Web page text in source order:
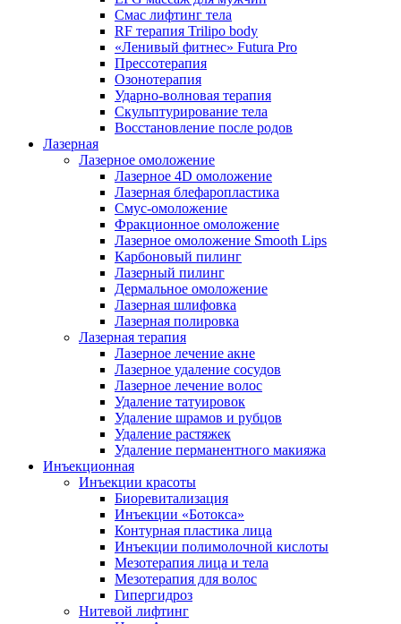
Смас лифтинг тела
RF терапия Trilipo body
«Ленивый фитнес» Futura Pro
Прессотерапия
Озонотерапия
Ударно-волновая терапия
Скульптурирование тела
Восстановление после родов
Лазерная
Лазерное омоложение
Лазерное 4D омоложение
Лазерная блефаропластика
Смус-омоложение
Фракционное омоложение
Лазерное омоложение Smooth Lips
Карбоновый пилинг
Лазерный пилинг
Дермальное омоложение
Лазерная шлифовка
Лазерная полировка
Лазерная терапия
Лазерное лечение акне
Лазерное удаление сосудов
Лазерное лечение волос
Удаление татуировок
Удаление шрамов и рубцов
Удаление растяжек
Удаление перманентного макияжа
Инъекционная
Инъекции красоты
Биоревитализация
Инъекции «Ботокса»
Контурная пластика лица
Инъекции полимолочной кислоты
Мезотерапия лица и тела
Мезотерапия для волос
Гипергидроз
Нитевой лифтинг